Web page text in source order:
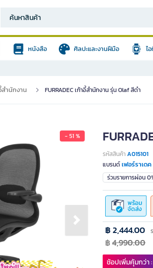
หนังสือ ศิลปะและงานฝีมือ ไ
สำนักงาน FURRADEC เก้าอี้สำนักงาน รุ่น Olaf สีดำ
- 51 %
Next slide
รหัสสินค้าA015101
แบรนด์เฟอร์ราเดค
ร่วมรายการผ่อน
พร้อม
จัดส่ง
฿ 2,444.00
฿4,990.00
ช้อปเพิ่มคุ้มกว่า :